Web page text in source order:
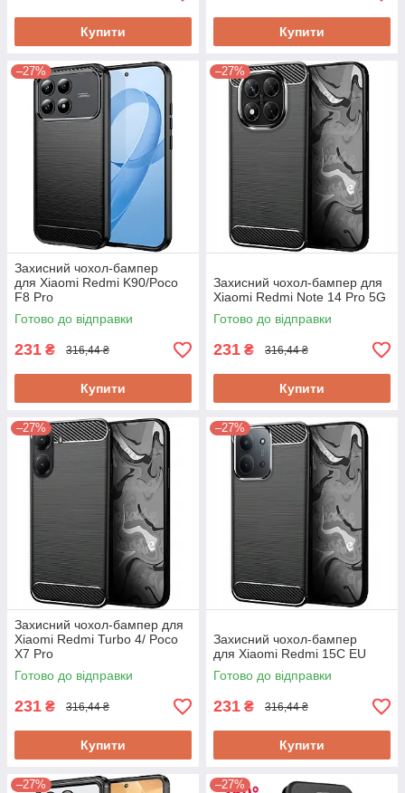
Купити Купити
–27%
Захисний чохол-бампер
для Xiaomi Redmi K90/Poco
F8 Pro
Готово до відправки
231 ₴ 316,44 ₴
Купити
–27%
Захисний чохол-бампер для
Xiaomi Redmi Note 14 Pro 5G
Готово до відправки
231 ₴ 316,44 ₴
Купити
–27%
Захисний чохол-бампер для
Xiaomi Redmi Turbo 4/ Poco
X7 Pro
Готово до відправки
231 ₴ 316,44 ₴
Купити
–27%
Захисний чохол-бампер
для Xiaomi Redmi 15C EU​​​​​​​
Готово до відправки
231 ₴ 316,44 ₴
Купити
–27% –27%